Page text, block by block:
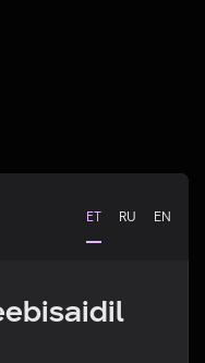
ET RU EN